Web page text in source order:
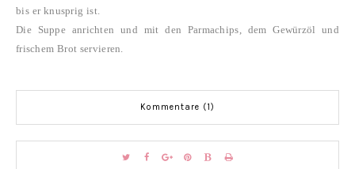
bis er knusprig ist.
Die Suppe anrichten und mit den Parmachips, dem Gewürzöl und
frischem Brot servieren.
Kommentare (1)